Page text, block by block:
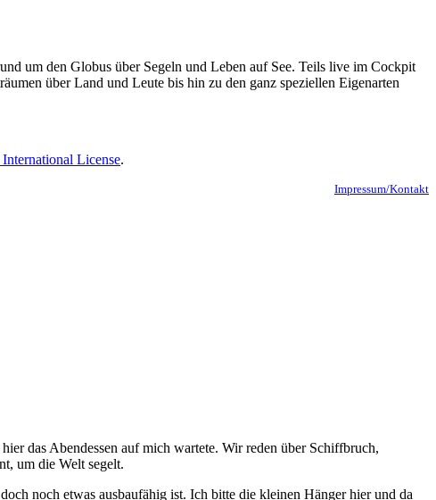
um den Globus über Segeln und Leben auf See. Teils live im Cockpit
über Land und Leute bis hin zu den ganz speziellen Eigenarten
License.
Impressum/Kontakt
das Abendessen auf mich wartete. Wir reden über Schiffbruch,
um die Welt segelt.
noch etwas ausbaufähig ist. Ich bitte die kleinen Hänger hier und da